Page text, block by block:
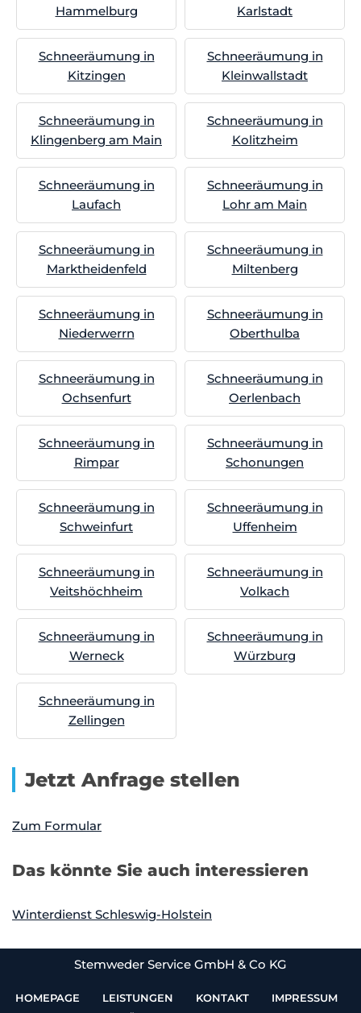
Hammelburg
Karlstadt
Schneeräumung in
Kitzingen
Schneeräumung in
Kleinwallstadt
Schneeräumung in
Klingenberg am Main
Schneeräumung in
Kolitzheim
Schneeräumung in
Laufach
Schneeräumung in
Lohr am Main
Schneeräumung in
Marktheidenfeld
Schneeräumung in
Miltenberg
Schneeräumung in
Niederwerrn
Schneeräumung in
Oberthulba
Schneeräumung in
Ochsenfurt
Schneeräumung in
Oerlenbach
Schneeräumung in
Rimpar
Schneeräumung in
Schonungen
Schneeräumung in
Schweinfurt
Schneeräumung in
Uffenheim
Schneeräumung in
Veitshöchheim
Schneeräumung in
Volkach
Schneeräumung in
Werneck
Schneeräumung in
Würzburg
Schneeräumung in
Zellingen
Jetzt Anfrage stellen
Zum Formular
Das könnte Sie auch interessieren
Winterdienst Schleswig-Holstein
Stemweder Service GmbH & Co KG
HOMEPAGE LEISTUNGEN KONTAKT
IMPRESSUM